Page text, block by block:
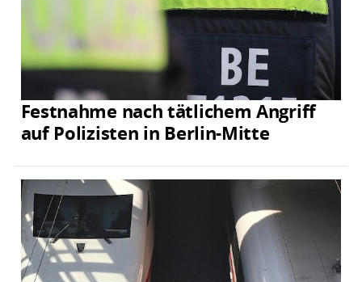
Festnahme nach tätlichem Angriff
auf Polizisten in Berlin-Mitte